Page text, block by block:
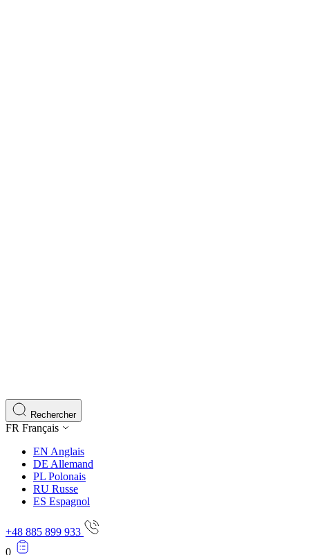
Rechercher
FR Français
EN Anglais
DE Allemand
PL Polonais
RU Russe
ES Espagnol
+48 885 899 933
0